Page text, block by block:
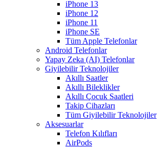
iPhone 13
iPhone 12
iPhone 11
iPhone SE
Tüm Apple Telefonlar
Android Telefonlar
Yapay Zeka (AI) Telefonlar
Giyilebilir Teknolojiler
Akıllı Saatler
Akıllı Bileklikler
Akıllı Çocuk Saatleri
Takip Cihazları
Tüm Giyilebilir Teknolojiler
Aksesuarlar
Telefon Kılıfları
AirPods